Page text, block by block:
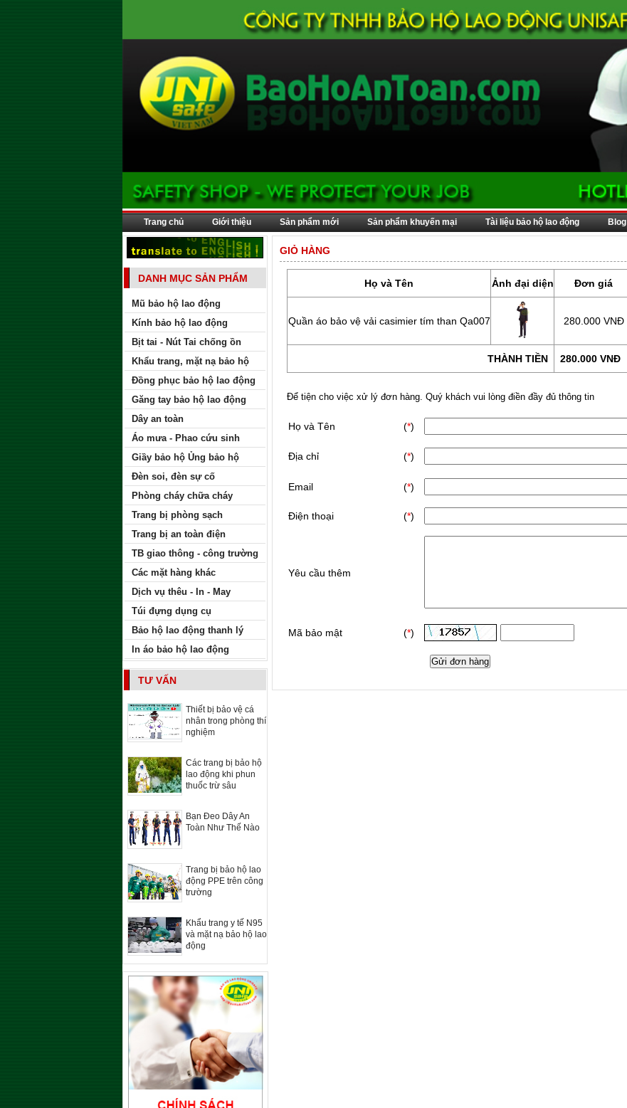
Trang chủ Giới thiệu Sản phẩm mới Sản phẩm khuyến mại Tài liệu bảo hộ lao động Blog
DANH MỤC SẢN PHẨM
Mũ bảo hộ lao động
Kính bảo hộ lao động
Bịt tai - Nút Tai chống ồn
Khẩu trang, mặt nạ bảo hộ
Đồng phục bảo hộ lao động
Găng tay bảo hộ lao động
Dây an toàn
Áo mưa - Phao cứu sinh
Giầy bảo hộ Ủng bảo hộ
Đèn soi, đèn sự cố
Phòng cháy chữa cháy
Trang bị phòng sạch
Trang bị an toàn điện
TB giao thông - công trường
Các mặt hàng khác
Dịch vụ thêu - In - May
Túi đựng dụng cụ
Bảo hộ lao động thanh lý
In áo bảo hộ lao động
TƯ VẤN
Thiết bị bảo vệ cá
nhân trong phòng thí
nghiệm
Các trang bị bảo hộ
lao động khi phun
thuốc trừ sâu
Bạn Đeo Dây An
Toàn Như Thế Nào
Trang bị bảo hộ lao
động PPE trên công
trường
Khẩu trang y tế N95
và mặt nạ bảo hộ lao
động
GIỎ HÀNG
Họ và Tên Ảnh đại diện Đơn giá
Quần áo bảo vệ vải casimier tím than Qa007 280.000 VNĐ
THÀNH TIỀN 280.000 VNĐ
Để tiện cho việc xử lý đơn hàng. Quý khách vui lòng điền đầy đủ thông tin
Họ và Tên (*)
Địa chỉ (*)
Email (*)
Điện thoại (*)
Yêu cầu thêm
Mã bảo mật (*)